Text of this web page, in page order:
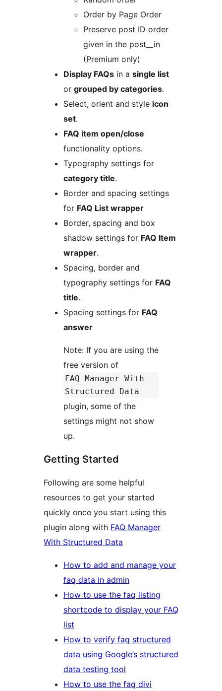
Order by Page Order
Preserve post ID order
given in the post__in
(Premium only)
Display FAQs in a single list
or grouped by categories.
Select, orient and style icon
set.
FAQ item open/close
functionality options.
Typography settings for
category title.
Border and spacing settings
for FAQ List wrapper
Border, spacing and box
shadow settings for FAQ Item
wrapper.
Spacing, border and
typography settings for FAQ
title.
Spacing settings for FAQ
answer
Note: If you are using the
free version of
FAQ Manager With
Structured Data
plugin, some of the
settings might not show
up.
Getting Started
Following are some helpful
resources to get your started
quickly once you start using this
plugin along with FAQ Manager
With Structured Data
How to add and manage your
faq data in admin
How to use the faq listing
shortcode to display your FAQ
list
How to verify faq structured
data using Google’s structured
data testing tool
How to use the faq divi